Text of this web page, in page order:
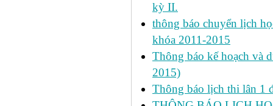
kỳ II.
thông báo chuyển lịch
khóa 2011-2015
Thông báo kế hoạch và
2015)
Thông báo lịch thi lân 1